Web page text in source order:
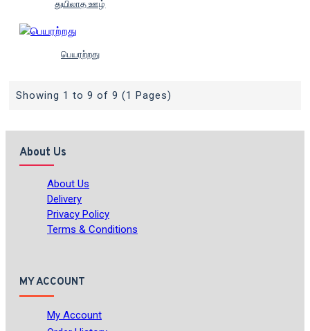
துயிலாத ஊழ்
பெயரற்றது
Showing 1 to 9 of 9 (1 Pages)
About Us
About Us
Delivery
Privacy Policy
Terms & Conditions
MY ACCOUNT
My Account